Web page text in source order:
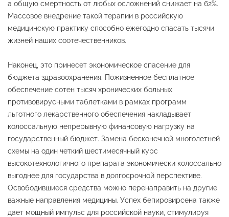
а общую смертность от любых осложнений снижает на 62%.
Массовое внедрение такой терапии в российскую
медицинскую практику способно ежегодно спасать тысячи
жизней наших соотечественников.
Наконец, это принесет экономическое спасение для
бюджета здравоохранения. Пожизненное бесплатное
обеспечение сотен тысяч хронических больных
противовирусными таблетками в рамках программ
льготного лекарственного обеспечения накладывает
колоссальную непрерывную финансовую нагрузку на
государственный бюджет. Замена бесконечной многолетней
схемы на один четкий шестимесячный курс
высокотехнологичного препарата экономически колоссально
выгоднее для государства в долгосрочной перспективе.
Освободившиеся средства можно перенаправить на другие
важные направления медицины. Успех бепировирсена также
дает мощный импульс для российской науки, стимулируя